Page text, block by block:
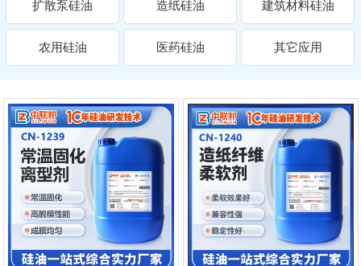
扩散泵硅油 造纸硅油 建筑材料硅油
农用硅油 医药硅油 其它应用